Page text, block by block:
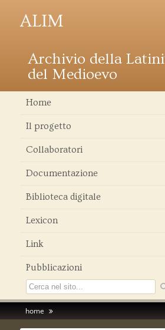
ALIM
Archivio della
del Medioevo
Home
Il progetto
Collaboratori
Documentazione
Biblioteca digitale
Lexicon
Link
Pubblicazioni
home